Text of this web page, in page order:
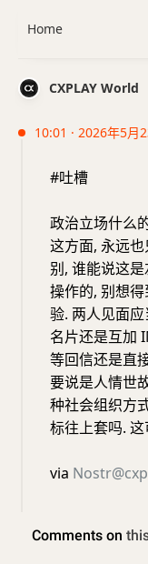
CXPLAY World
10:01 · 2026年5月
#吐槽
政治立场什么
这方面, 永远
别, 谁能说这
操作的, 别想
验. 两人见面
名片还是互加
等回信还是直
要说是人情世
种社会组织方
标往上套吗.
via
Home